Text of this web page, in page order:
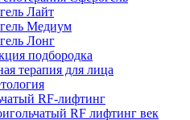
Лайт
Медиум
Лонг
подбородка
терапия для лица
RF-лифтинг
RF лифтинг век